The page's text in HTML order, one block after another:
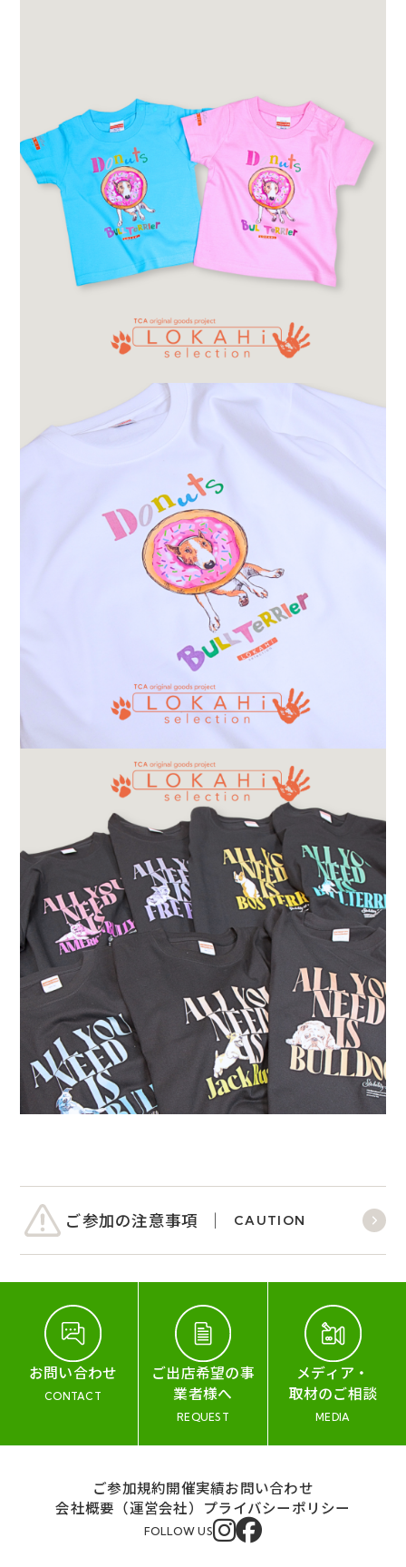
ご参加の注意事項 CAUTION
お問い合わせ
CONTACT
ご出店希望の事
業者様へ
REQUEST
メディア・
取材のご相談
MEDIA
ご参加規約開催実績お問い合わせ
会社概要（運営会社） プライバシーポリシー
FOLLOW US